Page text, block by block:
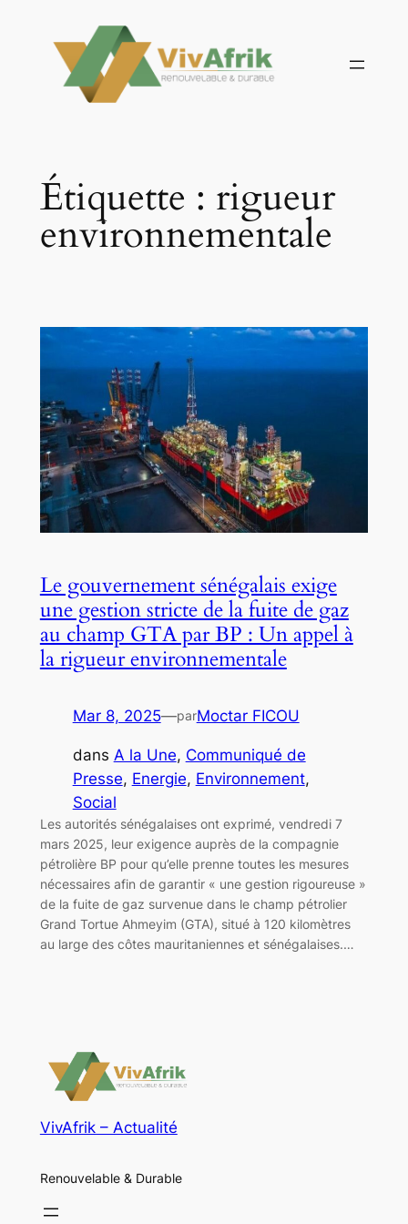
contenu
Étiquette : rigueur
environnementale
Le gouvernement sénégalais exige
une gestion stricte de la fuite de gaz
au champ GTA par BP : Un appel à
la rigueur environnementale
Mar 8, 2025—parMoctar FICOU
dans A la Une, Communiqué de
Presse, Energie, Environnement
Social
Les autorités sénégalaises ont exprimé, vendredi 7
mars 2025, leur exigence auprès de la compagnie
pétrolière BP pour qu’elle prenne toutes les mesures
nécessaires afin de garantir « une gestion rigoureuse »
de la fuite de gaz survenue dans le champ pétrolier
Grand Tortue Ahmeyim (GTA), situé à 120 kilomètres
au large des côtes mauritaniennes et sénégalaises.…
VivAfrik – Actualité
Renouvelable & Durable